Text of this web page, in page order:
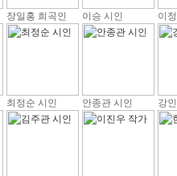
장일홍 희곡인 이승 시인 이
최정순 시인 안종관 시인 강